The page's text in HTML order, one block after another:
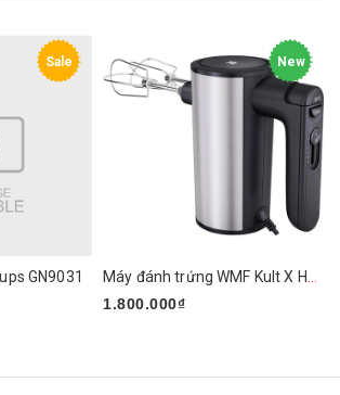
Sale
GN9031
New
1.800.000₫